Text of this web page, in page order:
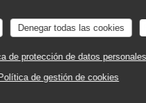
Denegar todas las cookies
de protección de datos personales
de gestión de cookies